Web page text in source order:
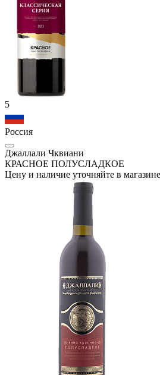
5
Россия
Джаллали Чквиани
КРАСНОЕ ПОЛУСЛАДКОЕ
Цену и наличие уточняйте в магазине